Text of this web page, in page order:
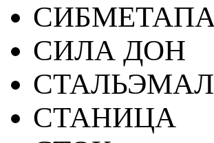
СИЛА ДОН
СТАНИЦА